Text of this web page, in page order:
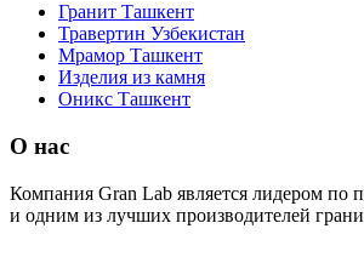
Гранит Ташкент
Травертин Узбекистан
Мрамор Ташкент
Изделия из камня
Оникс Ташкент
О нас
Компания Gran Lab является лидером по
и одним из лучших производителей